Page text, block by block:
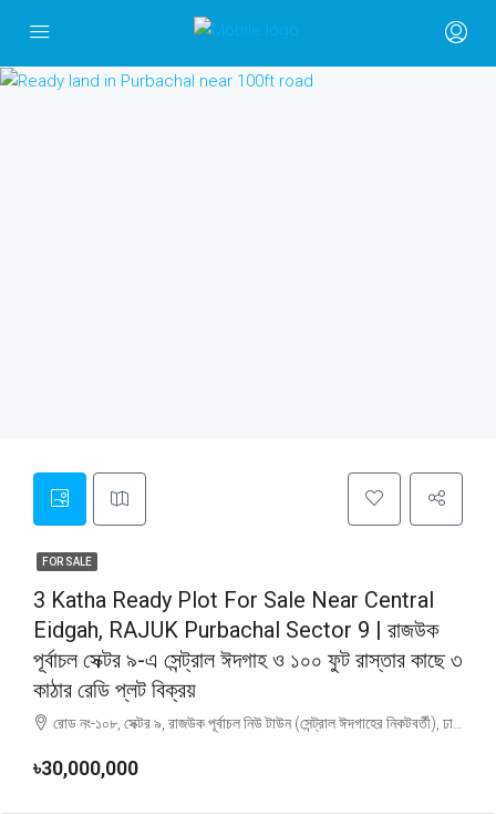
FOR SALE
3 Katha Ready Plot For Sale Near Central
Eidgah, RAJUK Purbachal Sector 9 | রাজউক
পূর্বাচল সেক্টর ৯-এ সেন্ট্রাল ঈদগাহ ও ১০০ ফুট রাস্তার কাছে ৩
কাঠার রেডি প্লট বিক্রয়
রোড নং-১০৮, সেক্টর ৯, রাজউক পূর্বাচল নিউ টাউন (সেন্ট্রাল ঈদগাহের নিকটবর্তী), ঢাকা, Dhaka
৳30,000,000